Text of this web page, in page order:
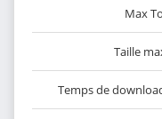
Max
Taille
Temps de